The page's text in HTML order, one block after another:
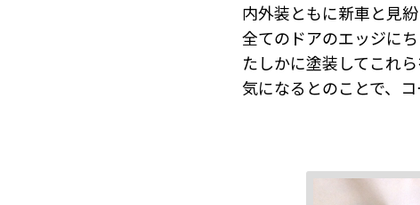
内外装ともに新車と見
全てのドアのエッジに
たしかに塗装してこれ
気になるとのことで、